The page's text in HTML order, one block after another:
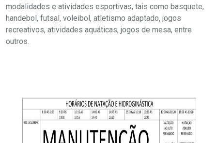
modalidades e atividades esportivas, tais como basquete,
handebol, futsal, voleibol, atletismo adaptado, jogos
recreativos, atividades aquáticas, jogos de mesa, entre
outros.